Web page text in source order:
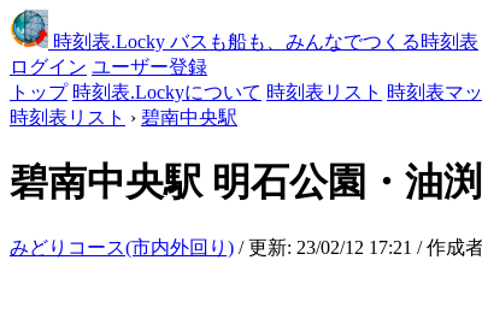
時刻表.Locky バスも船も、みんなでつくる時刻表
ログイン ユーザー登録
トップ 時刻表.Lockyについて 時刻表リスト 時刻表マ
時刻表リスト › 碧南中央駅
碧南中央駅 明石公園・油
みどりコース(市内外回り) / 更新: 23/02/12 17:21 / 作成